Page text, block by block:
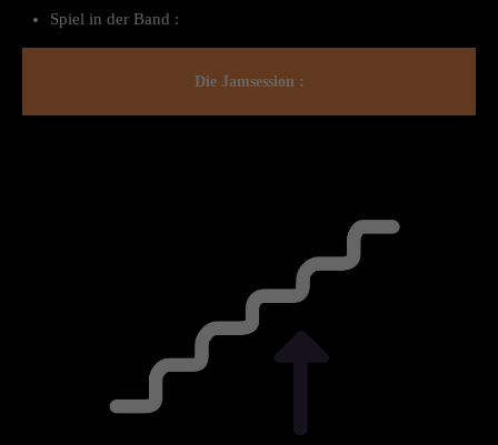
Spiel in der Band :
Die Jamsession :